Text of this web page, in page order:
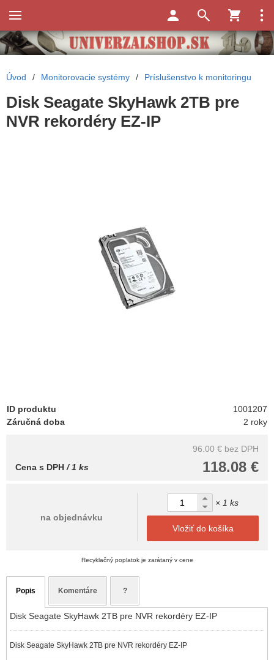
Úvod / Monitorovacie systémy / Príslušenstvo k monitoringu
Disk Seagate SkyHawk 2TB pre
NVR rekordéry EZ-IP
ID produktu
1001207
Záručná doba
2 roky
96.00 € bez DPH
118.08 €
Cena s DPH/ 1 ks
na objednávku
× 1 ks
Vložiť do košíka
Recyklačný poplatok je zarátaný v cene
Popis Komentáre ?
Disk Seagate SkyHawk 2TB pre NVR rekordéry EZ-IP
Disk Seagate SkyHawk 2TB pre NVR rekordéry EZ-IP